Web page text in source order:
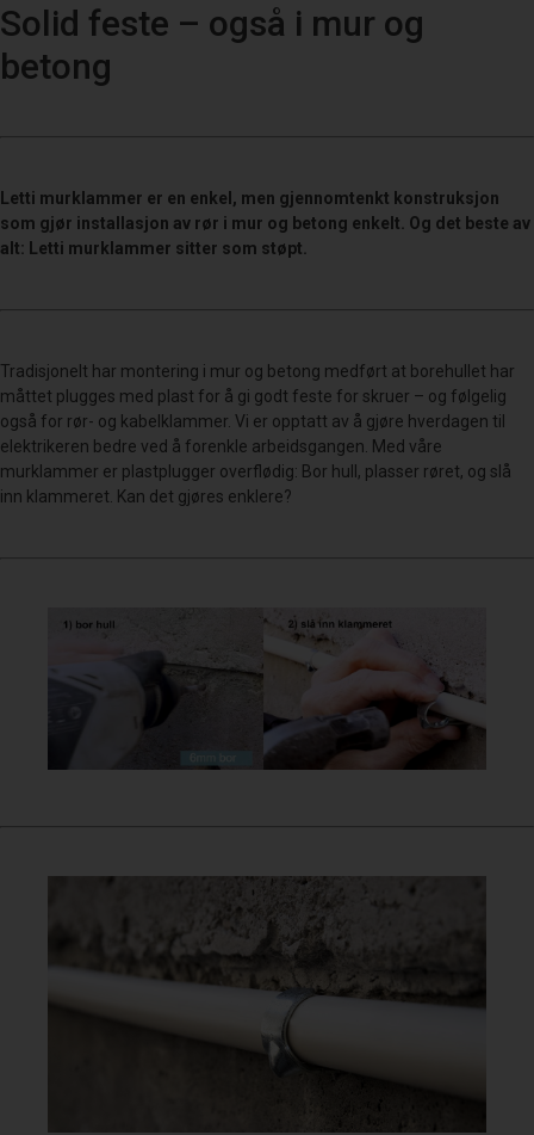
Solid feste – også i mur og
betong
Letti murklammer er en enkel, men gjennomtenkt konstruksjon
som gjør installasjon av rør i mur og betong enkelt. Og det beste av
alt: Letti murklammer sitter som støpt.
Tradisjonelt har montering i mur og betong medført at borehullet har
måttet plugges med plast for å gi godt feste for skruer – og følgelig
også for rør- og kabelklammer. Vi er opptatt av å gjøre hverdagen til
elektrikeren bedre ved å forenkle arbeidsgangen. Med våre
murklammer er plastplugger overflødig: Bor hull, plasser røret, og slå
inn klammeret. Kan det gjøres enklere?